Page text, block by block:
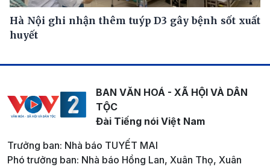
Hà Nội ghi nhận thêm tuýp D3 gây bệnh sốt xuất
huyết
BAN VĂN HOÁ - XÃ HỘI VÀ DÂN
TỘC
Đài Tiếng nói Việt Nam
Trưởng ban: Nhà báo TUYẾT MAI
Phó trưởng ban: Nhà báo Hồng Lan, Xuân Thọ, Xuân